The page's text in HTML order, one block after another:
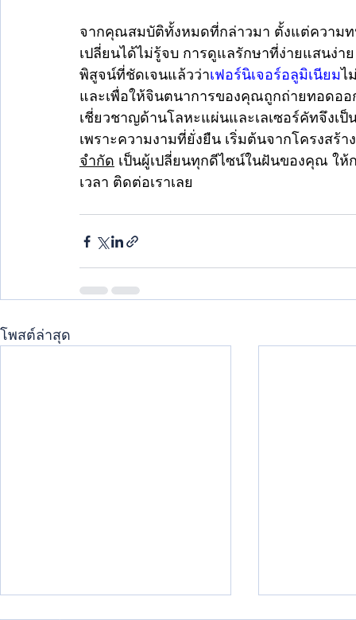
จากคุณสมบัติทั้งหมดที่กล่าวมา ตั้งแต่ความ
เปลี่ยนได้ไม่รู้จบ การดูแลรักษาที่ง่ายแสนง่
พิสูจน์ที่ชัดเจนแล้วว่าเฟอร์นิเจอร์อลูมิเนียมไ
และเพื่อให้จินตนาการของคุณถูกถ่ายทอดอ
เชี่ยวชาญด้านโลหะแผ่นและเลเซอร์คัทจึงเ
เพราะความงามที่ยั่งยืน เริ่มต้นจากโครงส
จำกัด เป็นผู้เปลี่ยนทุกดีไซน์ในฝันของคุณ ให้
เวลา ติดต่อเราเลย
โพสต์ล่าสุด